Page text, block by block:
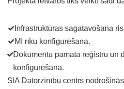
Infrastruktūras sagatavošana
MI rīku konfigurēšana.
Dokumentu pamata reģistru un
konfigurēšana.
SIA Datorzinību centrs